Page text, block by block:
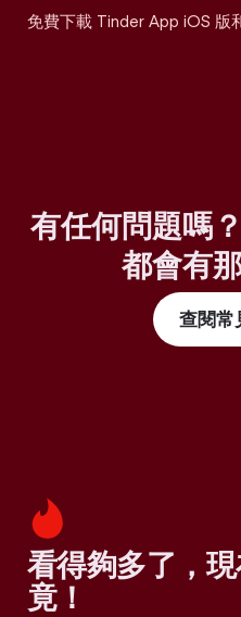
免費下載 Tinder App iOS 版
有任何問題嗎
都會有
查閱常
看得夠多了，
竟！